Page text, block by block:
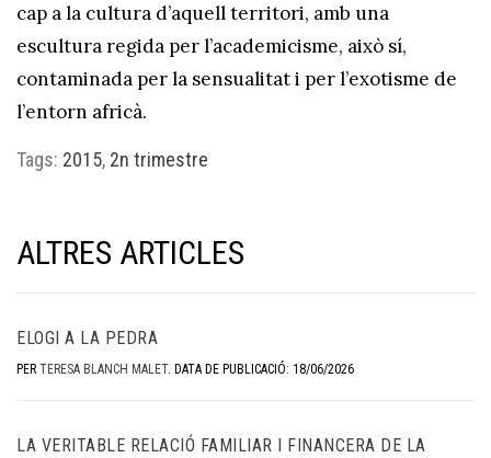
cap a la cultura d’aquell territori, amb una
escultura regida per l’academicisme, això sí,
contaminada per la sensualitat i per l’exotisme de
l’entorn africà.
Tags: 2015, 2n trimestre
ALTRES ARTICLES
ELOGI A LA PEDRA
PER TERESA BLANCH MALET. DATA DE PUBLICACIÓ: 18/06/2026
LA VERITABLE RELACIÓ FAMILIAR I FINANCERA DE LA